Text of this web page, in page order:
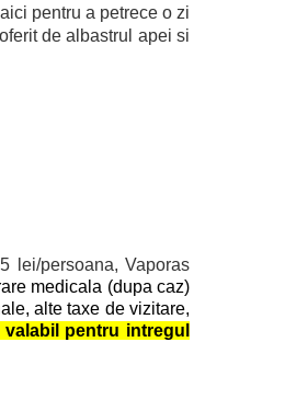
pentru a petrece o zi
de albastrul apei si
lei/persoana, Vaporas
medicala (dupa caz)
alte taxe de vizitare,
pentru intregul